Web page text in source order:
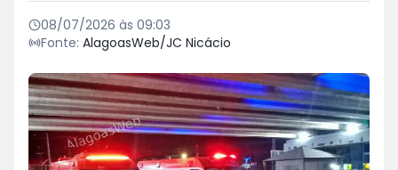
08/07/2026 às 09:03
Fonte: AlagoasWeb/JC Nicácio